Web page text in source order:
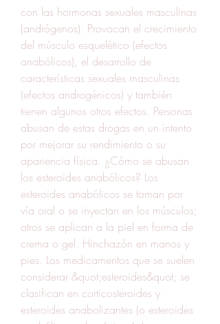
con las hormonas sexuales masculinas
(andrógenos). Provocan el crecimiento
del músculo esquelético (efectos
anabólicos), el desarrollo de
características sexuales masculinas
(efectos androgénicos) y también
tienen algunos otros efectos. Personas
abusan de estas drogas en un intento
por mejorar su rendimiento o su
apariencia física. ¿Cómo se abusan
los esteroides anabólicos? Los
esteroides anabólicos se toman por
vía oral o se inyectan en los músculos;
otros se aplican a la piel en forma de
crema o gel. Hinchazón en manos y
pies. Los medicamentos que se suelen
considerar &quot;esteroides&quot; se
clasifican en corticosteroides y
esteroides anabolizantes (o esteroides